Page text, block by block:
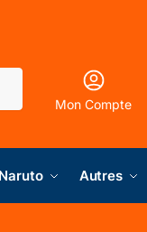
Mon Compte
Naruto Autres